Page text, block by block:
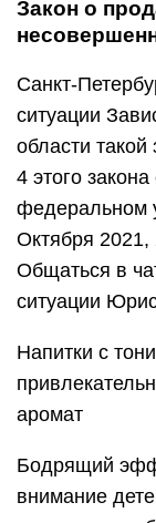
​​Закон о
Санкт-
ситуации
области такой
4 этого
федеральном
Октября 2021,
Общаться в
ситуации
Напитки с
аромат
Бодрящий
внимание